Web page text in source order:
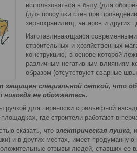
использоваться в быту (для
(для просушки стен при
зернохранилищ, ангаров и других
Изготавливающаяся
строительных и хозяйственных
конструкцию, в основе которой
различным негативным влияниям
образом (отсутствуют сварные
защищен специальной сеткой, что
никогда не обожжетесь.
ручкой для переноски с рельефной
где строители работают в
сказать, что электрическая пушка,
и в других местах, имеет
отзывы людей, ставших ее